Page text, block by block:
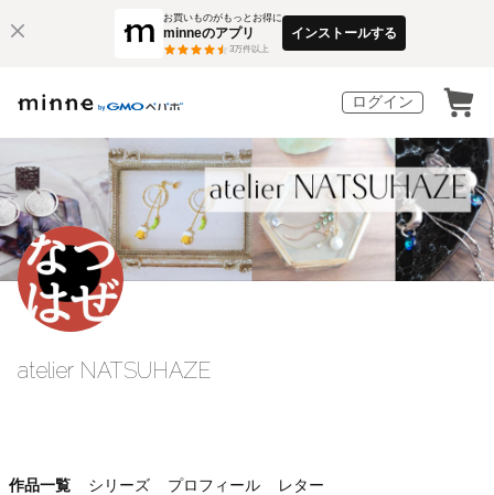
お買いものがもっとお得に
minneのアプリ
3万件以上
インストールする
ログイン
atelier NATSUHAZE
作品一覧 シリーズ プロフィール レター